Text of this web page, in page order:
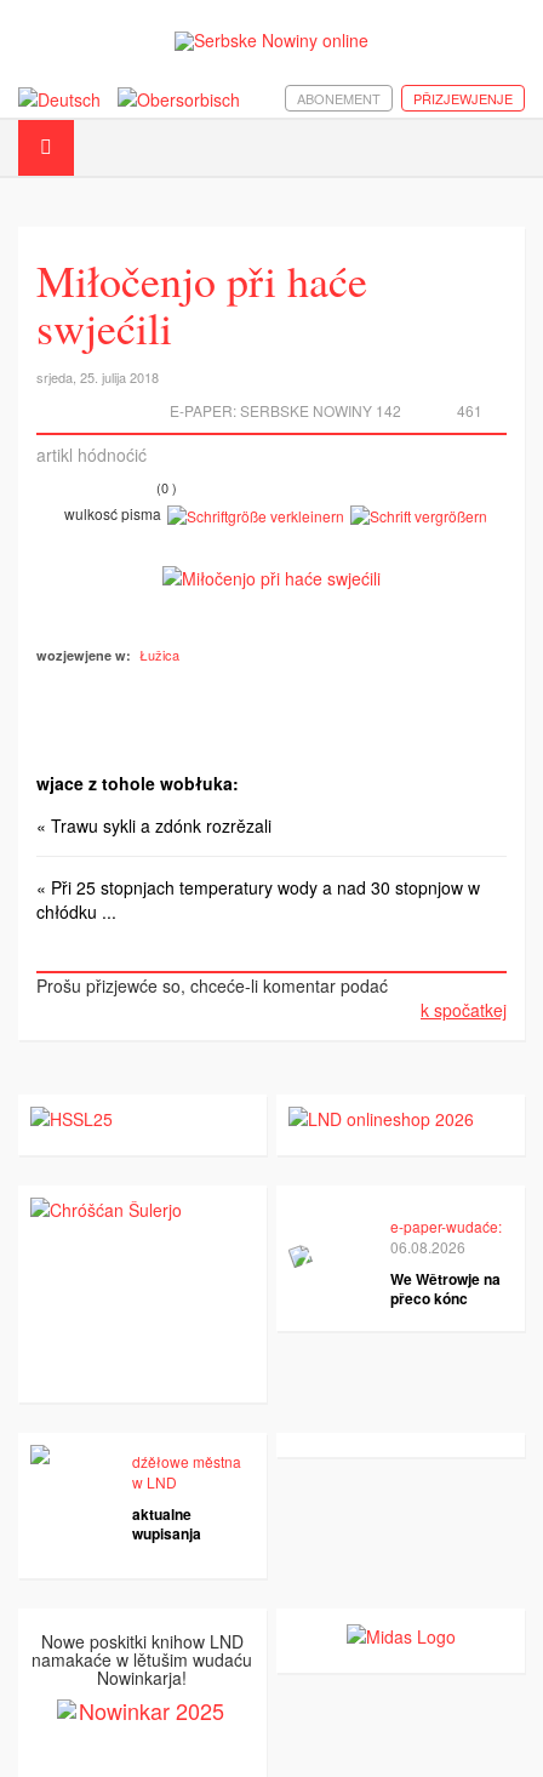
PŘIZJEWJENJE
ABONEMENT
Miłočenjo při haće
swjećili
srjeda, 25. julija 2018
461
E-PAPER:SERBSKE NOWINY 142
artikl hódnoćić
(0 )
wulkosć pisma
wozjewjene w: Łužica
wjace z tohole wobłuka:
« Trawu sykli a zdónk rozrězali
« Při 25 stopnjach temperatury wody a nad 30 stopnjow w
chłódku ...
Prošu přizjewće so, chceće-li komentar podać
k spočatkej
e-paper-wudaće:
06.08.2026
We Wětrowje na
přeco kónc
dźěłowe městna
w LND
aktualne
wupisanja
Nowe poskitki knihow LND
namakaće w lětušim wudaću
Nowinkarja!